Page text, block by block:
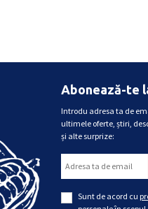
Abonează-te
Introdu adresa ta de
ultimele oferte, știri,
și alte surprize:
Sunt de acord cu